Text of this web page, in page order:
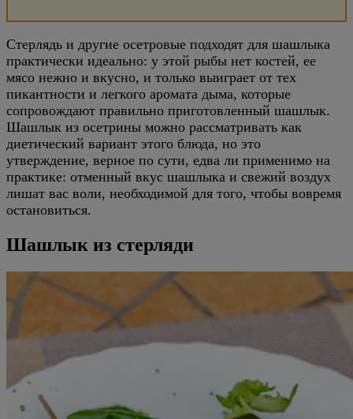
Стерлядь и другие осетровые подходят для шашлыка
практически идеально: у этой рыбы нет костей, ее
мясо нежно и вкусно, и только выиграет от тех
пикантности и легкого аромата дыма, которые
сопровождают правильно приготовленный шашлык.
Шашлык из осетрины можно рассматривать как
диетический вариант этого блюда, но это
утверждение, верное по сути, едва ли применимо на
практике: отменный вкус шашлыка и свежий воздух
лишат вас воли, необходимой для того, чтобы вовремя
остановиться.
Шашлык из стерляди